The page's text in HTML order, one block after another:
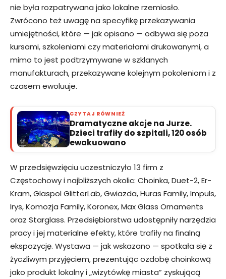
nie była rozpatrywana jako lokalne rzemiosło.
Zwrócono też uwagę na specyfikę przekazywania
umiejętności, które — jak opisano — odbywa się poza
kursami, szkoleniami czy materiałami drukowanymi, a
mimo to jest podtrzymywane w szklanych
manufakturach, przekazywane kolejnym pokoleniom i z
czasem ewoluuje.
CZYTAJ RÓWNIEŻ
Dramatyczne akcje na Jurze.
Dzieci trafiły do szpitali, 120 osób
ewakuowano
W przedsięwzięciu uczestniczyło 13 firm z
Częstochowy i najbliższych okolic: Choinka, Duet-2, Er-
Kram, Glaspol GlitterLab, Gwiazda, Huras Family, Impuls,
Irys, Komozja Family, Koronex, Max Glass Ornaments
oraz Starglass. Przedsiębiorstwa udostępniły narzędzia
pracy i jej materialne efekty, które trafiły na finalną
ekspozycję. Wystawa — jak wskazano — spotkała się z
życzliwym przyjęciem, prezentując ozdobę choinkową
jako produkt lokalny i „wizytówkę miasta” zyskującą